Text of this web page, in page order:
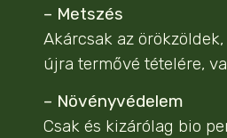
– Metszés
Akárcsak az
újra termővé tételére,
– Növényvédelem
Csak és kizárólag bio